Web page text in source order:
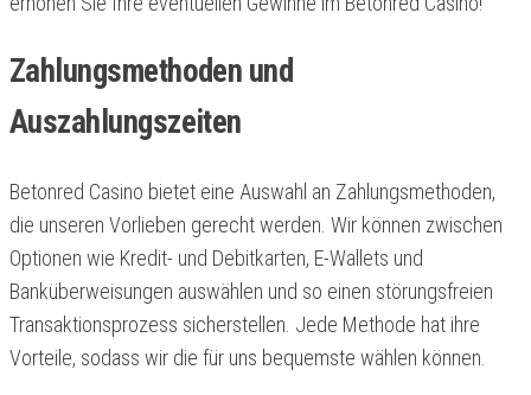
Zahlungsmethoden und
Auszahlungszeiten
Betonred Casino bietet eine Auswahl an Zahlungsmethoden,
die unseren Vorlieben gerecht werden. Wir können zwischen
Optionen wie Kredit- und Debitkarten, E-Wallets und
Banküberweisungen auswählen und so einen störungsfreien
Transaktionsprozess sicherstellen. Jede Methode hat ihre
Vorteile, sodass wir die für uns bequemste wählen können.